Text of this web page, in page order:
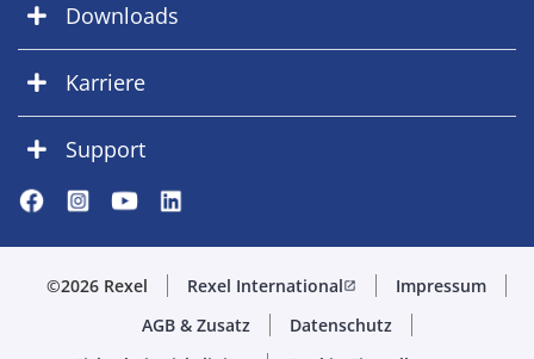
Downloads
Karriere
Support
©2026 Rexel Rexel Internationalopen_in_new
Impressum
AGB & Zusatz
Datenschutz